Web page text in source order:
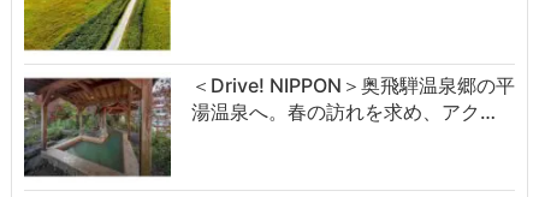
＜Drive! NIPPON＞奥飛騨温泉郷の平
湯温泉へ。春の訪れを求め、アク…